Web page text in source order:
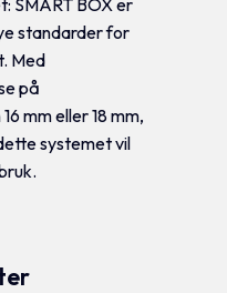
SMART BOX er
standarder for
Med
på
mm eller 18 mm,
systemet vil